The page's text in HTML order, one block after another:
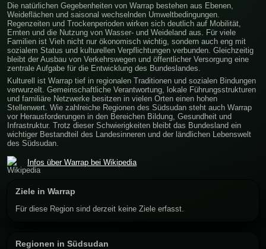
Die natürlichen Gegebenheiten von Warrap bestehen aus Ebenen,
Weideflächen und saisonal wechselnden Umweltbedingungen.
Regenzeiten und Trockenperioden wirken sich deutlich auf Mobilität,
Ernten und die Nutzung von Wasser- und Weideland aus. Für viele
Familien ist Vieh nicht nur ökonomisch wichtig, sondern auch eng mit
sozialem Status und kulturellen Verpflichtungen verbunden. Gleichzeitig
bleibt der Ausbau von Verkehrswegen und öffentlicher Versorgung eine
zentrale Aufgabe für die Entwicklung des Bundeslandes.
Kulturell ist Warrap tief in regionalen Traditionen und sozialen Bindungen
verwurzelt. Gemeinschaftliche Verantwortung, lokale Führungsstrukturen
und familiäre Netzwerke besitzen in vielen Orten einen hohen
Stellenwert. Wie zahlreiche Regionen des Südsudan steht auch Warrap
vor Herausforderungen in den Bereichen Bildung, Gesundheit und
Infrastruktur. Trotz dieser Schwierigkeiten bleibt das Bundesland ein
wichtiger Bestandteil des Landesinneren und der ländlichen Lebenswelt
des Südsudan.
Infos über Warrap bei Wikipedia
Ziele in Warrap
Für diese Region sind derzeit keine Ziele erfasst.
Regionen in Südsudan